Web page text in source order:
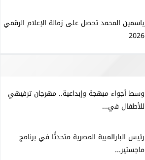
ياسمين المحمد تحصل على زمالة الإعلام الرقمي
2026
وسط أجواء مبهجة وإبداعية.. مهرجان ترفيهي
للأطفال في...
رئيس البارالمبية المصرية متحدثًا في برنامج
ماجستير...